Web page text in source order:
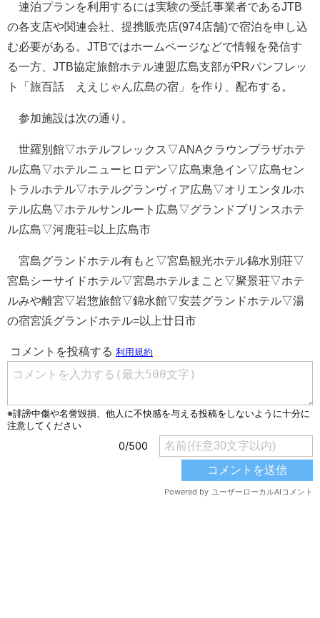
連泊プランを利用するには実験の受託事業者であるJTB
の各支店や関連会社、提携販売店(974店舗)で宿泊を申し込
む必要がある。JTBではホームページなどで情報を発信す
る一方、JTB協定旅館ホテル連盟広島支部がPRパンフレッ
ト「旅百話 ええじゃん広島の宿」を作り、配布する。
参加施設は次の通り。
世羅別館▽ホテルフレックス▽ANAクラウンプラザホテ
ル広島▽ホテルニューヒロデン▽広島東急イン▽広島セン
トラルホテル▽ホテルグランヴィア広島▽オリエンタルホ
テル広島▽ホテルサンルート広島▽グランドプリンスホテ
ル広島▽河鹿荘=以上広島市
宮島グランドホテル有もと▽宮島観光ホテル錦水別荘▽
宮島シーサイドホテル▽宮島ホテルまこと▽聚景荘▽ホテ
ルみや離宮▽岩惣旅館▽錦水館▽安芸グランドホテル▽湯
の宿宮浜グランドホテル=以上廿日市